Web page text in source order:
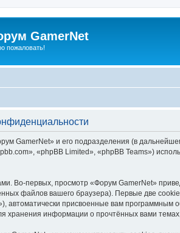
GamerNet
пожаловать!
GamerNet» и его подразделения (в
«phpBB Limited», «phpBB Teams»)
Во-первых, просмотр «Форум GamerNet»
файлов вашего браузера). Первые две
автоматически присвоенные вам
хранения информации о прочтённых вами